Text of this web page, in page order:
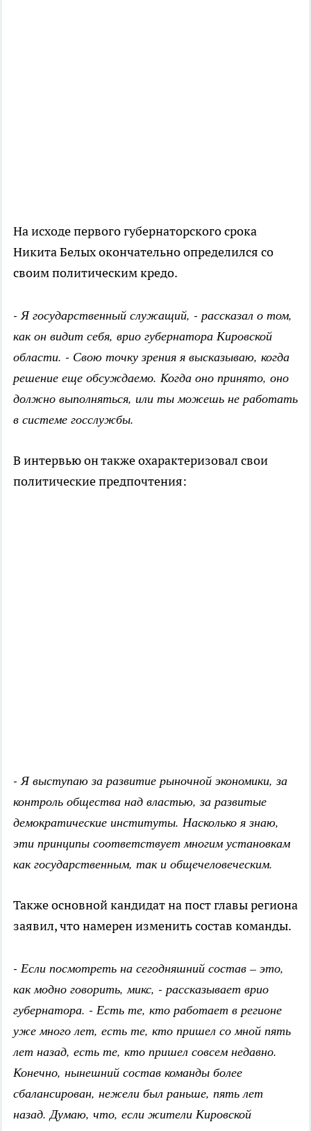
На исходе первого губернаторского срока
Никита Белых окончательно определился со
своим политическим кредо.
- Я государственный служащий, - рассказал о том,
как он видит себя, врио губернатора Кировской
области. - Свою точку зрения я высказываю, когда
решение еще обсуждаемо. Когда оно принято, оно
должно выполняться, или ты можешь не работать
в системе госслужбы.
В интервью он также охарактеризовал свои
политические предпочтения:
- Я выступаю за развитие рыночной экономики, за
контроль общества над властью, за развитые
демократические институты. Насколько я знаю,
эти принципы соответствует многим установкам
как государственным, так и общечеловеческим.
Также основной кандидат на пост главы региона
заявил, что намерен изменить состав команды.
- Если посмотреть на сегодняшний состав – это,
как модно говорить, микс, - рассказывает врио
губернатора. - Есть те, кто работает в регионе
уже много лет, есть те, кто пришел со мной пять
лет назад, есть те, кто пришел совсем недавно.
Конечно, нынешний состав команды более
сбалансирован, нежели был раньше, пять лет
назад. Думаю, что, если жители Кировской